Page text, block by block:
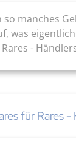
so manches
was
-
für Rares